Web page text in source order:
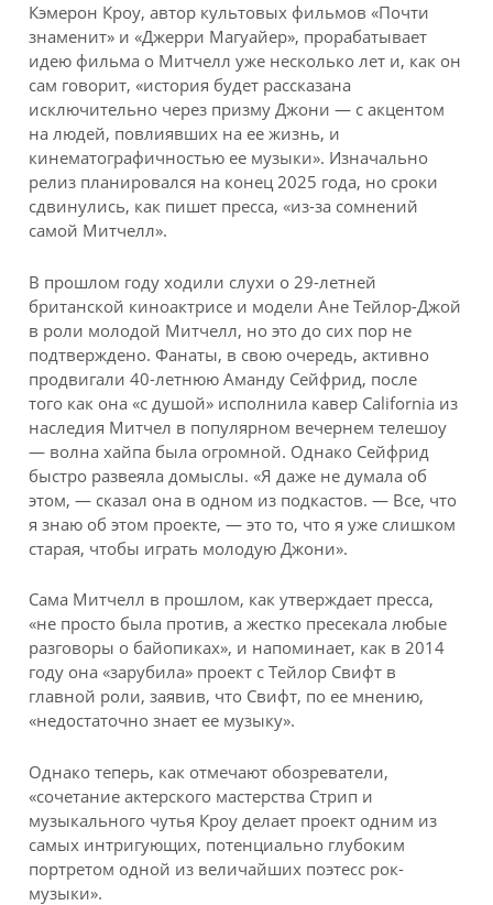
Кэмерон Кроу, автор культовых фильмов «Почти
знаменит» и «Джерри Магуайер», прорабатывает
идею фильма о Митчелл уже несколько лет и, как он
сам говорит, «история будет рассказана
исключительно через призму Джони — с акцентом
на людей, повлиявших на ее жизнь, и
кинематографичностью ее музыки». Изначально
релиз планировался на конец 2025 года, но сроки
сдвинулись, как пишет пресса, «из-за сомнений
самой Митчелл».
В прошлом году ходили слухи о 29-летней
британской киноактрисе и модели Ане Тейлор-Джой
в роли молодой Митчелл, но это до сих пор не
подтверждено. Фанаты, в свою очередь, активно
продвигали 40-летнюю Аманду Сейфрид, после
того как она «с душой» исполнила кавер California из
наследия Митчел в популярном вечернем телешоу
— волна хайпа была огромной. Однако Сейфрид
быстро развеяла домыслы. «Я даже не думала об
этом, — сказал она в одном из подкастов. — Все, что
я знаю об этом проекте, — это то, что я уже слишком
старая, чтобы играть молодую Джони».
Сама Митчелл в прошлом, как утверждает пресса,
«не просто была против, а жестко пресекала любые
разговоры о байопиках», и напоминает, как в 2014
году она «зарубила» проект с Тейлор Свифт в
главной роли, заявив, что Свифт, по ее мнению,
«недостаточно знает ее музыку».
Однако теперь, как отмечают обозреватели,
«сочетание актерского мастерства Стрип и
музыкального чутья Кроу делает проект одним из
самых интригующих, потенциально глубоким
портретом одной из величайших поэтесс рок-
музыки».